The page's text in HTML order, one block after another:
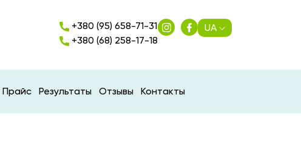
+380 (95) 658-71-31
+380 (68) 258-17-18
UA
Прайс Результаты Отзывы Контакты